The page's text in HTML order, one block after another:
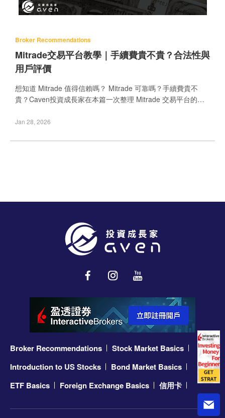
Broker Recommendations
Mitrade交易平台教學｜手續費貴不貴？合法性與
用戶評價
想知道 Mitrade 值得信賴嗎？ Mitrade 可靠嗎？手續費貴不
貴？Caven投資成長家在本篇一次整理 Mitrade 交易平台的費
握「隱性成本」與實戰技巧。更多 Mitrade 評價都能在本站一
Jan 28, 2026
Broker Recommendations
Stock Market Basics
Introduction to US Stocks
Bond Market Basics
ETF Basics
Foreign Exchange Basics 信用卡